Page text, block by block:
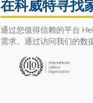
在科威特寻找
通过您值得信赖的平台
需求。通过访问我们的数